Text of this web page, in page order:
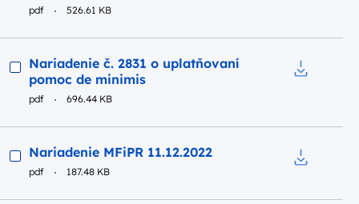
pdf 526.61 KB
Podgląd
Nariadenie č. 2831 o uplatňovaní
pomoc de minimis
pdf 696.44 KB
Podgląd
Nariadenie MFiPR 11.12.2022
pdf 187.48 KB